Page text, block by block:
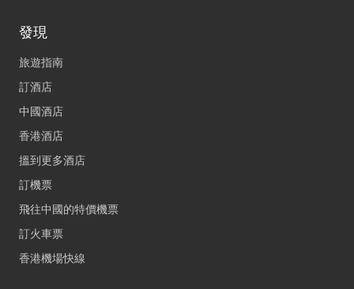
發現
旅遊指南
訂酒店
中國酒店
香港酒店
搵到更多酒店
訂機票
飛往中國的特價機票
訂火車票
香港機場快線